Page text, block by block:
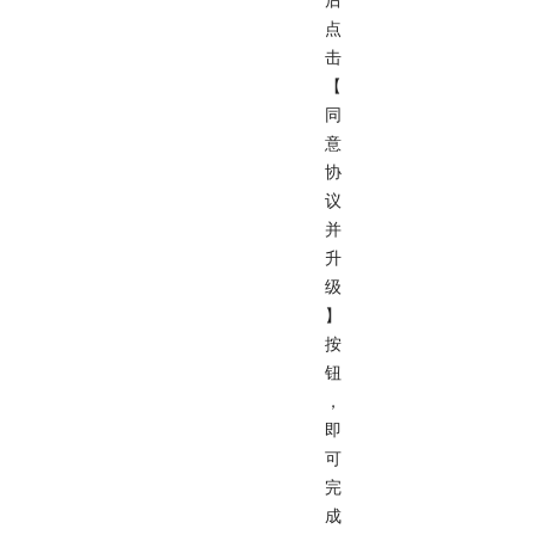
点
击
【
同
意
协
议
并
升
级
】
按
钮
，
即
可
完
成